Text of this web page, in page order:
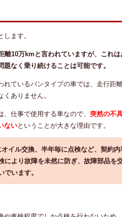
ます。
離10万kmと言われていますが、これ
なく乗り続けることは可能です。
れているバンタイプの車では、走行距
ありません。
仕事で使用する車なので、 突然の不
ないということが大きな理由です。
イル交換、半年毎に点検など、契約
により故障を未然に防ぎ、故障部品を
でいます。